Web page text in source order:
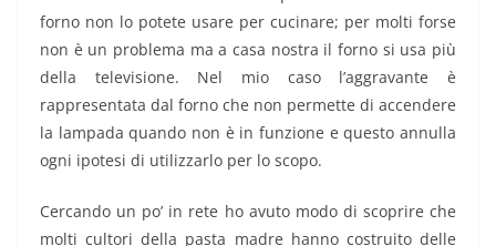
forno non lo potete usare per cucinare; per molti forse
non è un problema ma a casa nostra il forno si usa più
della televisione. Nel mio caso l’aggravante è
rappresentata dal forno che non permette di accendere
la lampada quando non è in funzione e questo annulla
ogni ipotesi di utilizzarlo per lo scopo.
Cercando un po’ in rete ho avuto modo di scoprire che
molti cultori della pasta madre hanno costruito delle